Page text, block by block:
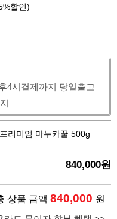
%할인)
4시결제까지 당일출고
리미엄 마누카꿀 500g
840,000원
상품 금액 840,000 원